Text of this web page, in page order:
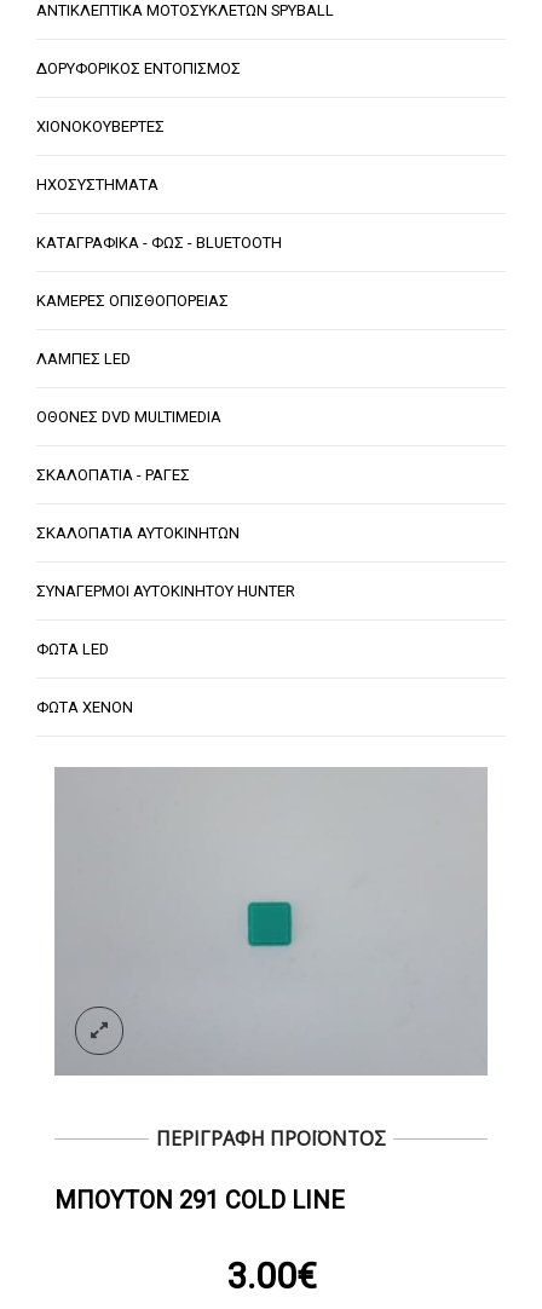
ΠΕΡΙΓΡΑΦΗ ΠΡΟΪΟΝΤΟΣ
ΜΠΟΥΤΌΝ 291 COLD LINE
3.00€
ΑΝΤΙΚΛΕΠΤΙΚΑ ΜΟΤΟΣΥΚΛΕΤΩΝ SPYBALL
ΔΟΡΥΦΟΡΙΚΟΣ ΕΝΤΟΠΙΣΜΟΣ
ΧΙΟΝΟΚΟΥΒΕΡΤΕΣ
ΗΧΟΣΥΣΤΗΜΑΤΑ
ΚΑΤΑΓΡΑΦΙΚΑ - ΦΩΣ - BLUETOOTH
ΚΑΜΕΡΕΣ ΟΠΙΣΘΟΠΟΡΕΙΑΣ
ΛΑΜΠΕΣ LED
ΟΘΟΝΕΣ DVD MULTIMEDIA
ΣΚΑΛΟΠΑΤΙΑ - ΡΑΓΕΣ
ΣΚΑΛΟΠΑΤΙΑ ΑΥΤΟΚΙΝΗΤΩΝ
ΣΥΝΑΓΕΡΜΟΙ ΑΥΤΟΚΙΝΗΤΟΥ HUNTER
ΦΩΤΑ LED
ΦΩΤΑ XENON